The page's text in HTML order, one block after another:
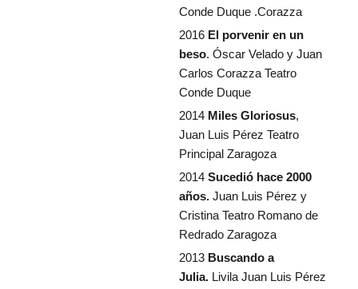
Conde Duque .Corazza
2016 El porvenir en un
beso. Óscar Velado y Juan
Carlos Corazza Teatro
Conde Duque
2014 Miles Gloriosus,
Juan Luis Pérez Teatro
Principal Zaragoza
2014 Sucedió hace 2000
años. Juan Luis Pérez y
Cristina Teatro Romano de
Redrado Zaragoza
2013 Buscando a
Julia. Livila Juan Luis Pérez